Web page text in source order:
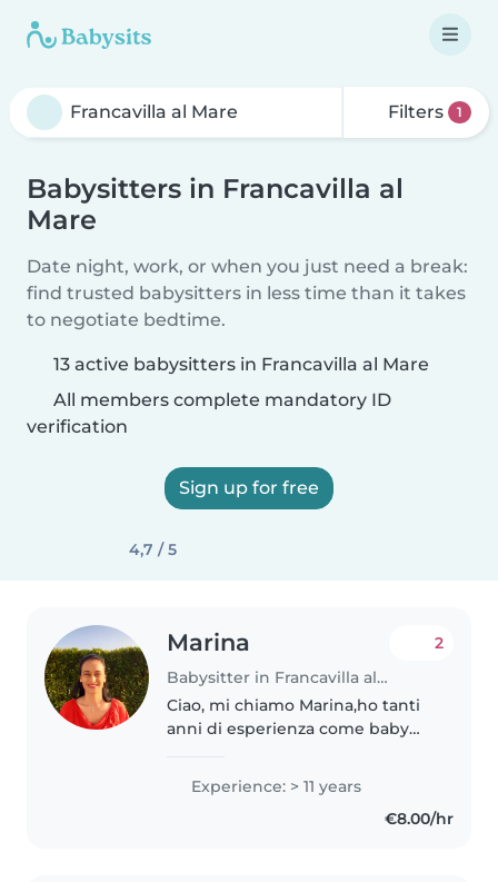
Filters 1
Babysitters in Francavilla al
Mare
Date night, work, or when you just need a break:
find trusted babysitters in less time than it takes
to negotiate bedtime.
13 active babysitters in Francavilla al Mare
All members complete mandatory ID
verification
Sign up for free
4,7 / 5
Marina
Babysitter in Francavilla al Mare
2
Ciao, mi chiamo Marina,ho tanti
anni di esperienza come baby
con i bambini,portarli al parco,
leggere libri,organizzare
Experience: > 11 years
€8.00/hr